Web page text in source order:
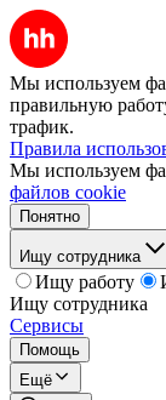
Мы используем
правильную
трафик.
Правила
Мы используем
файлов cookie
Понятно
Ищу сотрудника
Ищу работу
Ищу сотрудника
Сервисы
Помощь
Ещё